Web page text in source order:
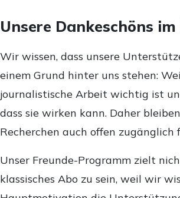
Unsere Dankeschöns
Wir wissen, dass unsere
einem Grund hinter uns stehen:
journalistische Arbeit wichtig ist
dass sie wirken kann. Daher
Recherchen auch offen zugänglich
Unser Freunde-Programm zielt
klassisches Abo zu sein, weil wir